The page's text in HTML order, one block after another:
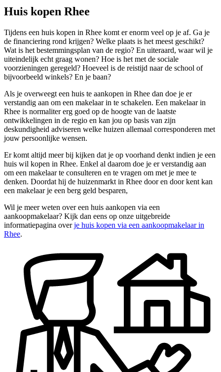
Huis kopen Rhee
Tijdens een huis kopen in Rhee komt er enorm veel op je af. Ga je
de financiering rond krijgen? Welke plaats is het meest geschikt?
Wat is het bestemmingsplan van de regio? En uiteraard, waar wil je
uiteindelijk echt graag wonen? Hoe is het met de sociale
voorzieningen geregeld? Hoeveel is de reistijd naar de school of
bijvoorbeeld winkels? En je baan?
Als je overweegt een huis te aankopen in Rhee dan doe je er
verstandig aan om een makelaar in te schakelen. Een makelaar in
Rhee is normaliter erg goed op de hoogte van de laatste
ontwikkelingen in de regio en kan jou op basis van zijn
deskundigheid adviseren welke huizen allemaal corresponderen met
jouw persoonlijke wensen.
Er komt altijd meer bij kijken dat je op voorhand denkt indien je een
huis wil kopen in Rhee. Enkel al daarom doe je er verstandig aan
om een makelaar te consulteren en te vragen om met je mee te
denken. Doordat hij de huizenmarkt in Rhee door en door kent kan
een makelaar je een berg geld besparen,
Wil je meer weten over een huis aankopen via een
aankoopmakelaar? Kijk dan eens op onze uitgebreide
informatiepagina overje huis kopen via een aankoopmakelaar in
Rhee.